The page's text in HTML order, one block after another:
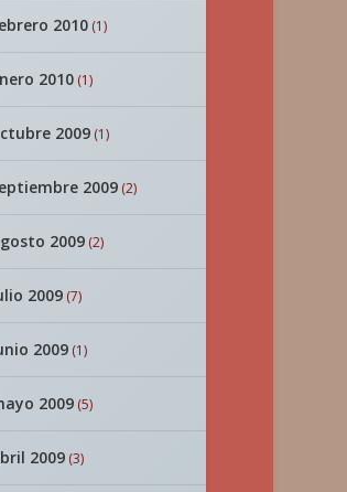
2010(1)
2010(1)
2009(1)
2009(2)
2009(2)
2009(7)
2009(1)
2009(5)
2009(3)